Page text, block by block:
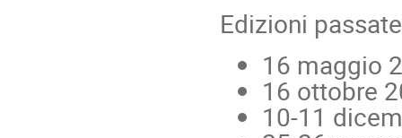
Edizioni
16 maggio
16 ottobre
10-11